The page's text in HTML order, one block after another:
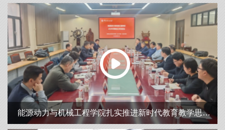
能源动力与机械工程学院扎实推进新时代教育教学思想
大讨论